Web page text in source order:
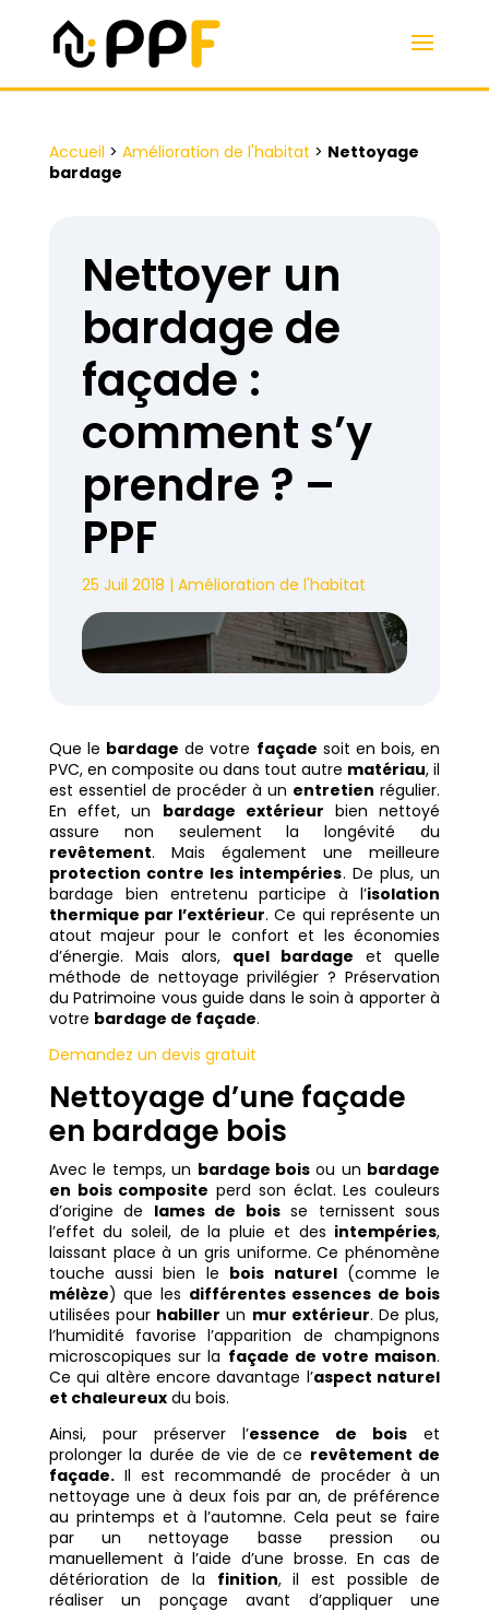
Accueil > Amélioration de l'habitat > Nettoyage
bardage
Nettoyer un
bardage de
façade :
comment s’y
prendre ? –
PPF
25 Juil 2018 | Amélioration de l'habitat
Que le bardage de votre façade soit en bois, en
PVC, en composite ou dans tout autre matériau, il
est essentiel de procéder à un entretien régulier.
En effet, un bardage extérieur bien nettoyé
assure non seulement la longévité du
revêtement. Mais également une meilleure
protection contre les intempéries. De plus, un
bardage bien entretenu participe à l’isolation
thermique par l’extérieur. Ce qui représente un
atout majeur pour le confort et les économies
d’énergie. Mais alors, quel bardage et quelle
méthode de nettoyage privilégier ? Préservation
du Patrimoine vous guide dans le soin à apporter à
votre bardage de façade.
Demandez un devis gratuit
Nettoyage d’une façade
en bardage bois
Avec le temps, un bardage boisou un bardage
en bois composite perd son éclat. Les couleurs
d’origine de lames de boisse ternissent sous
l’effet du soleil, de la pluie et des intempéries,
laissant place à un gris uniforme. Ce phénomène
touche aussi bien le bois naturel(comme le
mélèze) que les différentes essences de bois
utilisées pour habiller un mur extérieur. De plus,
l’humidité favorise l’apparition de champignons
microscopiques sur la façade de votre maison.
Ce qui altère encore davantage l’aspect naturel
et chaleureuxdu bois.
Ainsi, pour préserver l’essence de bois et
prolonger la durée de vie de ce revêtement de
façade.Il est recommandé de procéder à un
nettoyage une à deux fois par an, de préférence
au printemps et à l’automne. Cela peut se faire
par un nettoyage basse pression ou
manuellement à l’aide d’une brosse. En cas de
détérioration de la finition, il est possible de
réaliser un ponçage avant d’appliquer une